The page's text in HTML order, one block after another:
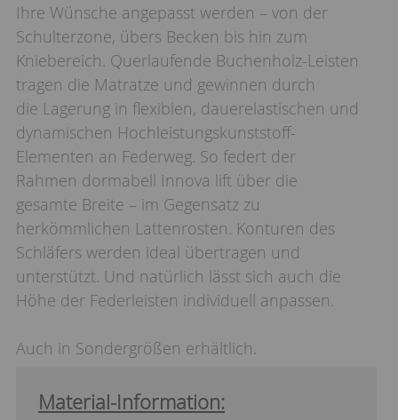
Ihre Wünsche angepasst werden – von der
Schulterzone, übers Becken bis hin zum
Kniebereich. Querlaufende Buchenholz-Leisten
tragen die Matratze und gewinnen durch
die Lagerung in flexiblen, dauerelastischen und
dynamischen Hochleistungskunststoff-
Elementen an Federweg. So federt der
Rahmen dormabell Innova lift über die
gesamte Breite – im Gegensatz zu
herkömmlichen Lattenrosten. Konturen des
Schläfers werden ideal übertragen und
unterstützt. Und natürlich lässt sich auch die
Höhe der Federleisten individuell anpassen.
Auch in Sondergrößen erhältlich.
Material-Information: